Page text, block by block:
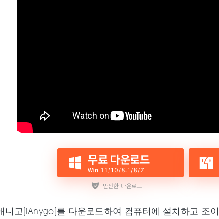
니고(iAnygo)를 다운로드하여 컴퓨터에 설치하고 조